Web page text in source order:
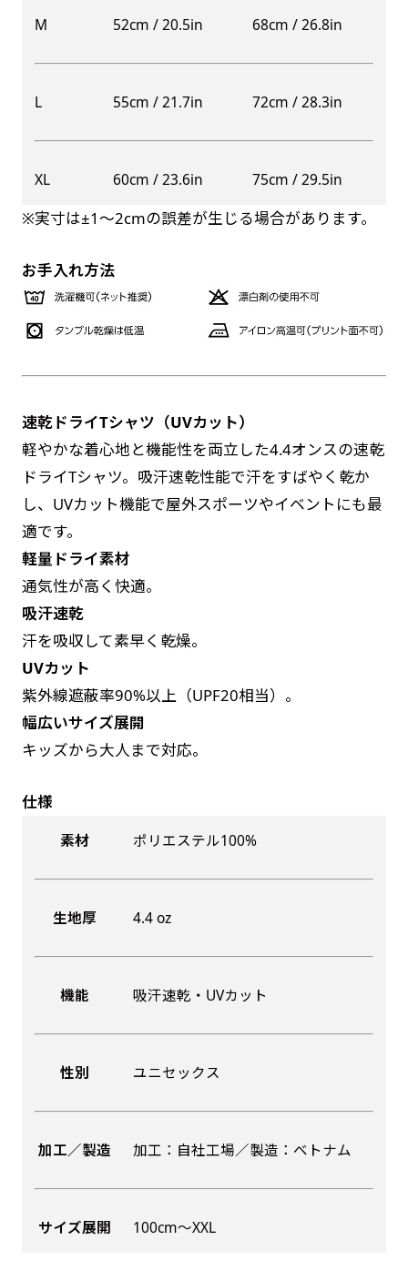
M 52cm / 20.5in 68cm / 26.8in
L 55cm / 21.7in 72cm / 28.3in
XL 60cm / 23.6in 75cm / 29.5in
※実寸は±1〜2cmの誤差が生じる場合があります。
お手入れ方法
速乾ドライTシャツ（UVカット）
軽やかな着心地と機能性を両立した4.4オンスの速乾
ドライTシャツ。吸汗速乾性能で汗をすばやく乾か
し、UVカット機能で屋外スポーツやイベントにも最
適です。
軽量ドライ素材
通気性が高く快適。
吸汗速乾
汗を吸収して素早く乾燥。
UVカット
紫外線遮蔽率90%以上（UPF20相当）。
幅広いサイズ展開
キッズから大人まで対応。
仕様
素材 ポリエステル100%
生地厚 4.4 oz
機能 吸汗速乾・UVカット
性別 ユニセックス
加工／製造 加工：自社工場／製造：ベトナム
サイズ展開 100cm〜XXL
自由入力(60x180以内)
お好みのサイズで縦幕・横幕の作成が可能です。
あんな場所こんな場所お好みのサイズでお好みの
幕の製作をお楽しみください
レギュラーのれん
けて疑似的にのれんのような幕をつくります。お
レギュラーのれんスリムは横幕の上部にチチを5
か所つけて疑似的にのれんのような幕をつくりま
ます。（レギュラーのれん縦50cm／レギュラー
スリムのれん縦30cm）お店の入口付近の装飾に
是非！
る場所でのぼり旗を使用する際に推奨されてい
ます。防炎加工によってのぼり旗が炎に触れても
燃えにくくなります。（燃えるというより溶け
るに近くなるイメージ）一般的な方法は、旗の
素材に特殊な化学薬品を使用して延焼を抑えま
お急ぎ［ +330円 ］
お急ぎは翌営業日発送（基本12時締め切り)枚数
によって対応できない場合、ギリギリでも対応
できる場合もあります。防炎加工、トロピカル
生地は対応不可です。